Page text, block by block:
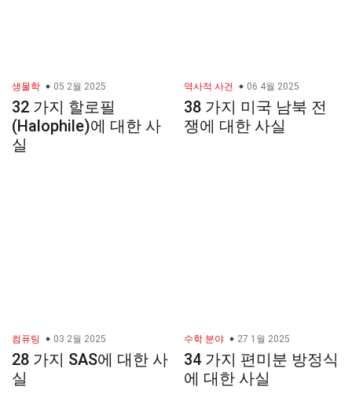
생물학 05 2월 2025
32 가지 할로필
(Halophile)에 대한 사
실
역사적 사건 06 4월 2025
38 가지 미국 남북 전
쟁에 대한 사실
컴퓨팅 03 2월 2025
28 가지 SAS에 대한 사
실
수학 분야 27 1월 2025
34 가지 편미분 방정식
에 대한 사실